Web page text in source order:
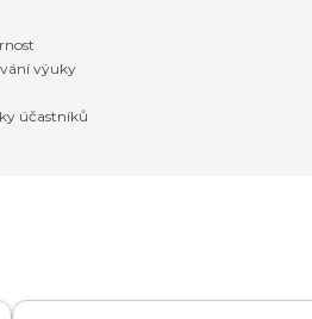
výuky
účastníků